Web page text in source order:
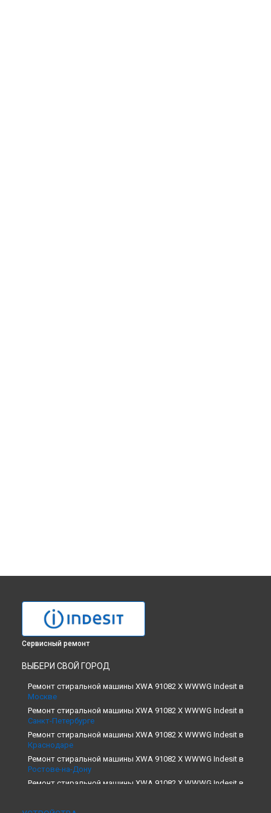
Сервисный ремонт
ВЫБЕРИ СВОЙ ГОРОД
Ремонт стиральной машины XWA 91082 X WWWG Indesit в
Москве
Ремонт стиральной машины XWA 91082 X WWWG Indesit в
Санкт-Петербурге
Ремонт стиральной машины XWA 91082 X WWWG Indesit в
Краснодаре
Ремонт стиральной машины XWA 91082 X WWWG Indesit в
Ростове-на-Дону
Ремонт стиральной машины XWA 91082 X WWWG Indesit в
Ремонт стиральной машины XWA 91082 X WWWG Indesit в